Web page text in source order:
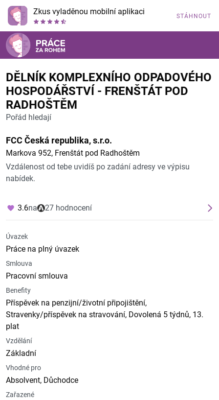
Zkus vyladěnou mobilní aplikaci STÁHNOUT
DĚLNÍK KOMPLEXNÍHO ODPADOVÉHO
HOSPODÁŘSTVÍ - FRENŠTÁT POD
RADHOŠTĚM
Pořád hledají
FCC Česká republika, s.r.o.
Markova 952, Frenštát pod Radhoštěm
Vzdálenost od tebe uvidíš po zadání adresy ve výpisu
nabídek.
3.6na 27 hodnocení
Úvazek
Práce na plný úvazek
Smlouva
Pracovní smlouva
Benefity
Příspěvek na penzijní/životní připojištění,
Stravenky/příspěvek na stravování, Dovolená 5 týdnů, 13.
plat
Vzdělání
Základní
Vhodné pro
Absolvent, Důchodce
Zařazené